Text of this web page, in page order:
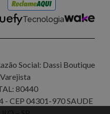
Tecnologia
Social: Dassi Boutique
80440
- CEP 04301-970 SAUDE